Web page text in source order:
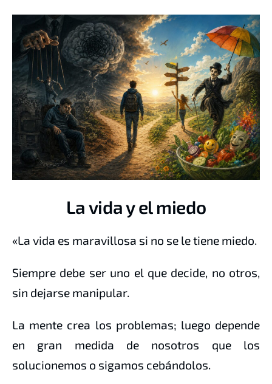
La vida y el miedo
«La vida es maravillosa si no se le tiene miedo.
Siempre debe ser uno el que decide, no otros,
sin dejarse manipular.
La mente crea los problemas; luego depende
en gran medida de nosotros que los
solucionemos o sigamos cebándolos.